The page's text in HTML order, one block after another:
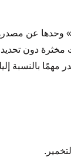
وحدها عن
مخثرة دون تحديد
مهمًا بالنسبة